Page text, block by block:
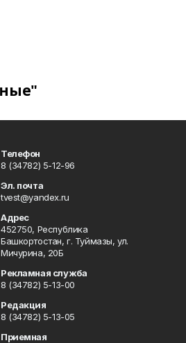
Телефон
8 (34782) 5-12-96
Эл. почта
tvest@yandex.ru
Адрес
452750, Республика
Башкортостан, г. Туймазы, ул.
Мичурина, 20Б
Рекламная служба
8 (34782) 5-13-00
Редакция
8 (34782) 5-13-05
Приемная